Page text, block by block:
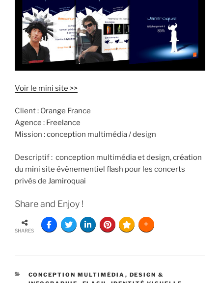
Voir le mini site >>
Client : Orange France
Agence : Freelance
Mission : conception multimédia / design
Descriptif : conception multimédia et design, création
du mini site évènementiel flash pour les concerts
privés de Jamiroquai
Share and Enjoy !
SHARES
CONCEPTION MULTIMÉDIA , DESIGN &